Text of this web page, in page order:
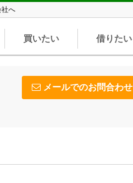
社へ
買いたい 借りたい
メールでのお問合わせ